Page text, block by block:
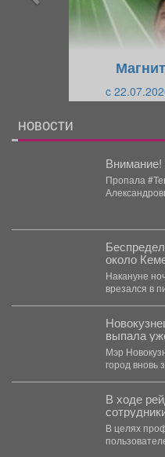
c
НОВОСТИ
Внимание!
Пропала
около
Накануне
врезался в
выпала
осадков
Мэр
город вновь
В ходе
провели
СИМ и
В целях